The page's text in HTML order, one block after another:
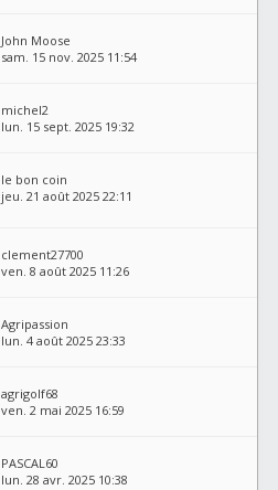
John Moose
sam. 15 nov. 2025 11:54
michel2
lun. 15 sept. 2025 19:32
le bon coin
jeu. 21 août 2025 22:11
clement27700
ven. 8 août 2025 11:26
Agripassion
lun. 4 août 2025 23:33
agrigolf68
ven. 2 mai 2025 16:59
PASCAL60
lun. 28 avr. 2025 10:38